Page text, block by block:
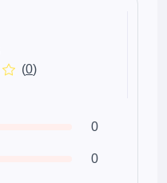
(0)
0
0